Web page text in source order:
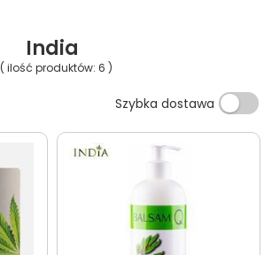
India
( ilość produktów:6 )
Szybka dostawa